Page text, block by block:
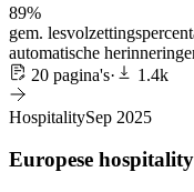
89%
gem.
automatische
20 pagina's· 1.4k
HospitalitySep 2025
Europese